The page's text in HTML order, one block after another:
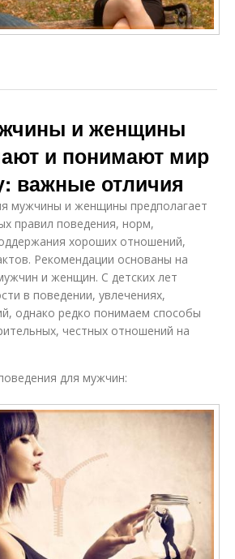
и женщины
и понимают мир
важные отличия
мужчины и женщины предполагает
правил поведения, норм,
хороших отношений,
Рекомендации основаны на
и женщин. С детских лет
в поведении, увлечениях,
однако редко понимаем способы
честных отношений на
для мужчин: